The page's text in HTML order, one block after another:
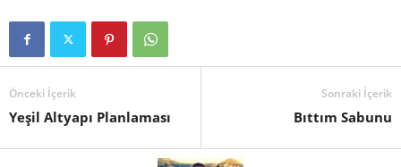
Önceki İçerik
Yeşil Altyapı Planlaması
Sonraki İçerik
Bıttım Sabunu